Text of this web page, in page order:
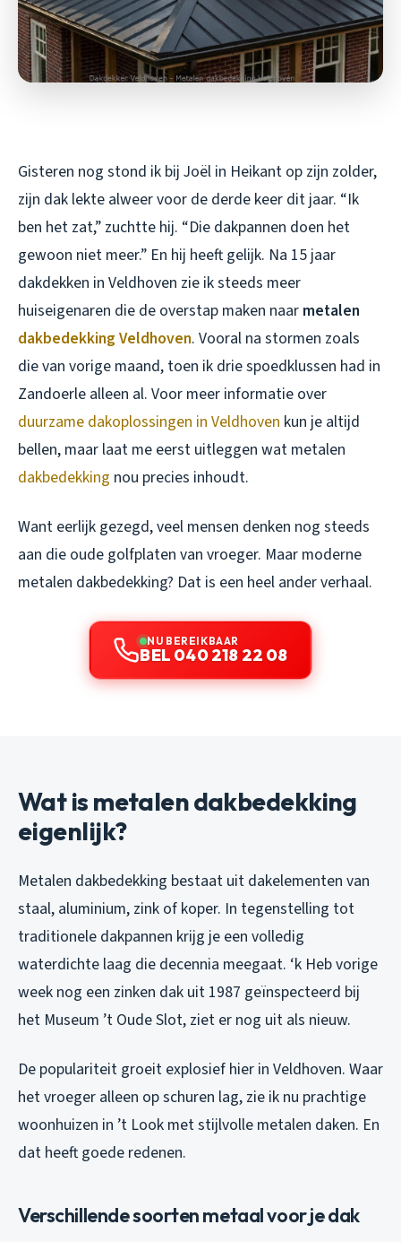
Gisteren nog stond ik bij Joël in Heikant op zijn zolder,
zijn dak lekte alweer voor de derde keer dit jaar. “Ik
ben het zat,” zuchtte hij. “Die dakpannen doen het
gewoon niet meer.” En hij heeft gelijk. Na 15 jaar
dakdekken in Veldhoven zie ik steeds meer
huiseigenaren die de overstap maken naar metalen
dakbedekking Veldhoven. Vooral na stormen zoals
die van vorige maand, toen ik drie spoedklussen had in
Zandoerle alleen al. Voor meer informatie over
duurzame dakoplossingen in Veldhoven kun je altijd
bellen, maar laat me eerst uitleggen wat metalen
dakbedekking nou precies inhoudt.
Want eerlijk gezegd, veel mensen denken nog steeds
aan die oude golfplaten van vroeger. Maar moderne
metalen dakbedekking? Dat is een heel ander verhaal.
NU BEREIKBAAR
BEL 040 218 22 08
Wat is metalen dakbedekking
eigenlijk?
Metalen dakbedekking bestaat uit dakelementen van
staal, aluminium, zink of koper. In tegenstelling tot
traditionele dakpannen krijg je een volledig
waterdichte laag die decennia meegaat. ‘k Heb vorige
week nog een zinken dak uit 1987 geïnspecteerd bij
het Museum ’t Oude Slot, ziet er nog uit als nieuw.
De populariteit groeit explosief hier in Veldhoven. Waar
het vroeger alleen op schuren lag, zie ik nu prachtige
woonhuizen in ’t Look met stijlvolle metalen daken. En
dat heeft goede redenen.
Verschillende soorten metaal voor je dak